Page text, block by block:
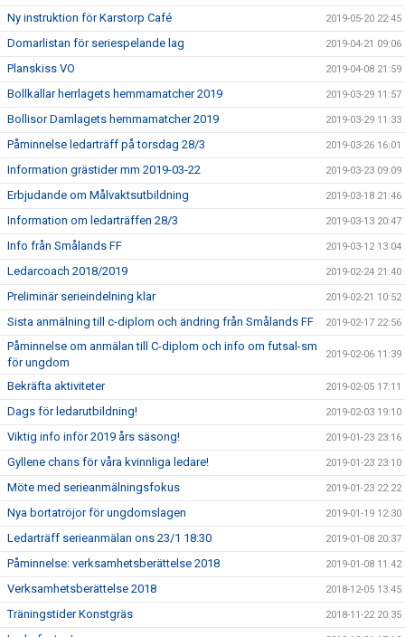
Ny instruktion för Karstorp Café 2019-05-20 22:45
Domarlistan för seriespelande lag 2019-04-21 09:06
Planskiss VO 2019-04-08 21:59
Bollkallar herrlagets hemmamatcher 2019 2019-03-29 11:57
Bollisor Damlagets hemmamatcher 2019 2019-03-29 11:33
Påminnelse ledarträff på torsdag 28/3 2019-03-26 16:01
Information grästider mm 2019-03-22 2019-03-23 09:09
Erbjudande om Målvaktsutbildning 2019-03-18 21:46
Information om ledarträffen 28/3 2019-03-13 20:47
Info från Smålands FF 2019-03-12 13:04
Ledarcoach 2018/2019 2019-02-24 21:40
Preliminär serieindelning klar 2019-02-21 10:52
Sista anmälning till c-diplom och ändring från Smålands FF 2019-02-17 22:56
Påminnelse om anmälan till C-diplom och info om futsal-sm
för ungdom
2019-02-06 11:39
Bekräfta aktiviteter 2019-02-05 17:11
Dags för ledarutbildning! 2019-02-03 19:10
Viktig info inför 2019 års säsong! 2019-01-23 23:16
Gyllene chans för våra kvinnliga ledare! 2019-01-23 23:10
Möte med serieanmälningsfokus 2019-01-23 22:22
Nya bortatröjor för ungdomslagen 2019-01-19 12:30
Ledarträff serieanmälan ons 23/1 18:30 2019-01-08 20:37
Påminnelse: verksamhetsberättelse 2018 2019-01-08 11:42
Verksamhetsberättelse 2018 2018-12-05 13:45
Träningstider Konstgräs 2018-11-22 20:35